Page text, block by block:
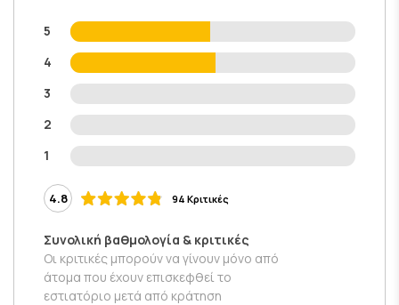
5
4
3
2
1
4.8 94 Κριτικές
Συνολική βαθμολογία & κριτικές
Οι κριτικές μπορούν να γίνουν μόνο από
άτομα που έχουν επισκεφθεί το
εστιατόριο μετά από κράτηση